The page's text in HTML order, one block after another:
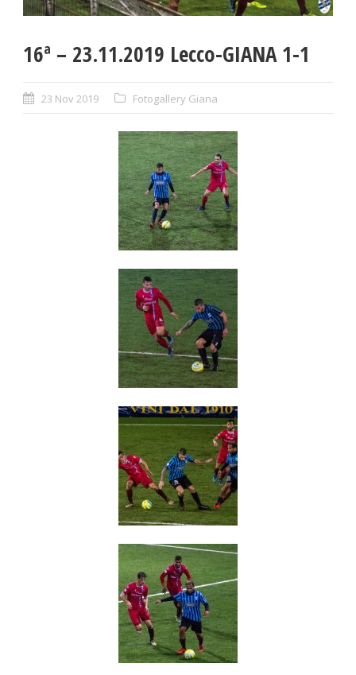
16ª – 23.11.2019 Lecco-GIANA 1-1
23 Nov 2019 Fotogallery Giana